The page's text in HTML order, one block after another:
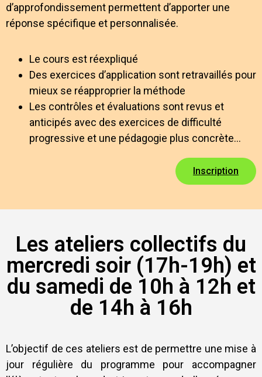
d’approfondissement permettent d’apporter une
réponse spécifique et personnalisée.
Le cours est réexpliqué
Des exercices d’application sont retravaillés pour
mieux se réapproprier la méthode
Les contrôles et évaluations sont revus et
anticipés avec des exercices de difficulté
progressive et une pédagogie plus concrète…
Inscription
Les ateliers collectifs du
mercredi soir (17h-19h) et
du samedi de 10h à 12h et
de 14h à 16h
L’objectif de ces ateliers est de permettre une mise à
jour régulière du programme pour accompagner